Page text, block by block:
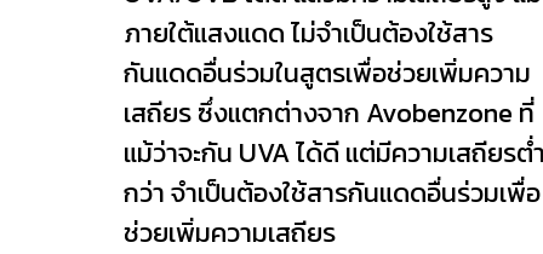
ภายใต้แสงแดด ไม่จำเป็นต้องใช้สาร
กันแดดอื่นร่วมในสูตรเพื่อช่วยเพิ่มความ
เสถียร ซึ่งแตกต่างจาก Avobenzone ที่
แม้ว่าจะกัน UVA ได้ดี แต่มีความเสถียรต่ำ
กว่า จำเป็นต้องใช้สารกันแดดอื่นร่วมเพื่อ
ช่วยเพิ่มความเสถียร